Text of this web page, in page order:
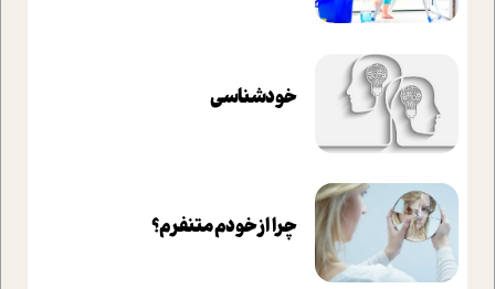
خودشناسی
چرا از خودم متنفرم؟